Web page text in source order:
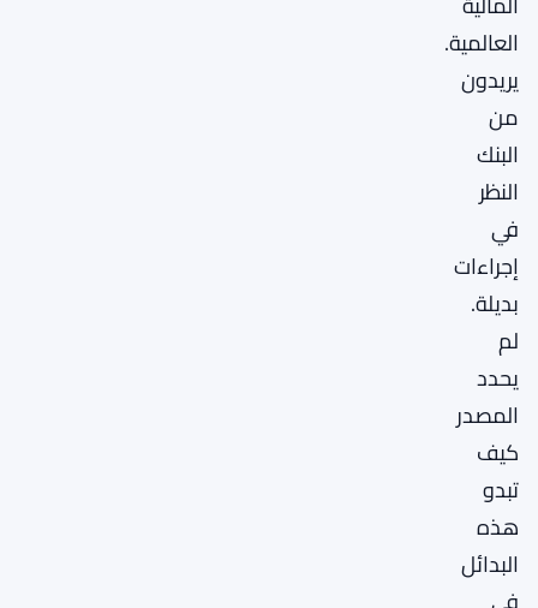
العالمية.
يريدون
من
البنك
النظر
في
إجراءات
بديلة.
لم
يحدد
المصدر
كيف
تبدو
هذه
البدائل